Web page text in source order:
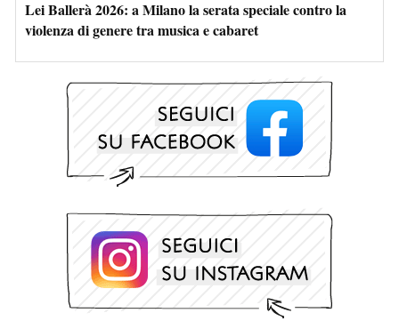
Lei Ballerà 2026: a Milano la serata speciale contro la
violenza di genere tra musica e cabaret